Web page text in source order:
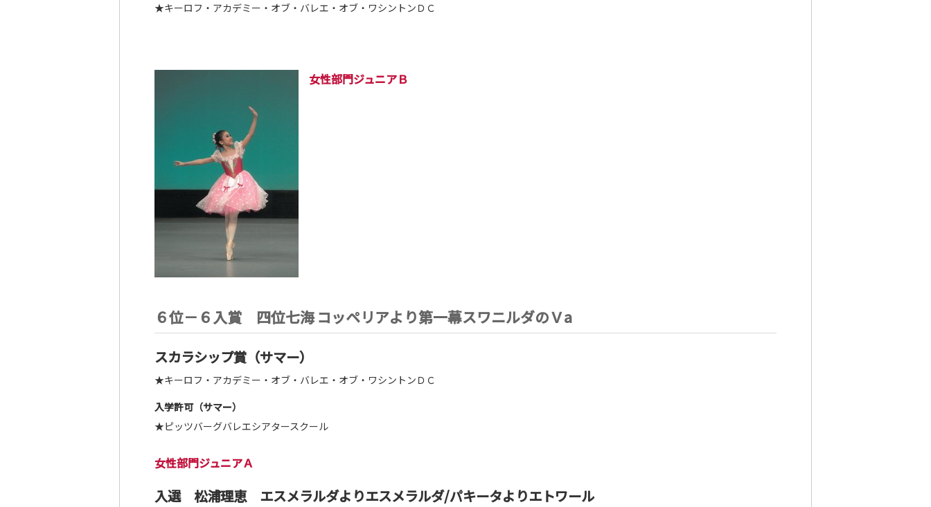
★キーロフ・アカデミー・オブ・バレエ・オブ・ワシントンＤＣ
女性部門ジュニアＢ
６位－６入賞 四位七海 コッペリアより第一幕スワニルダのＶa
スカラシップ賞（サマー）
★キーロフ・アカデミー・オブ・バレエ・オブ・ワシントンＤＣ
入学許可（サマー）
★ピッツバーグバレエシアタースクール
女性部門ジュニアＡ
入選 松浦理恵 エスメラルダよりエスメラルダ/パキータよりエトワール